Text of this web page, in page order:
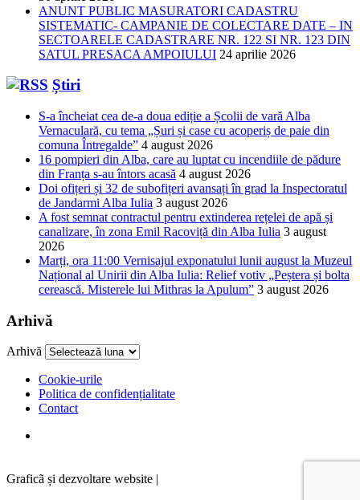
ANUNT PUBLIC MASURATORI CADASTRU
SISTEMATIC- CAMPANIE DE COLECTARE DATE – IN
SECTOARELE CADASTRARE NR. 122 SI NR. 123 DIN
SATUL PRESACA AMPOIULUI 24 aprilie 2026
Știri
S-a încheiat cea de-a doua ediție a Școlii de vară Alba
Vernaculară, cu tema „Șuri și case cu acoperiș de paie din
comuna Întregalde” 4 august 2026
16 pompieri din Alba, care au luptat cu incendiile de pădure
din Franța s-au întors acasă 4 august 2026
Doi ofițeri și 32 de subofițeri avansați în grad la Inspectoratul
de Jandarmi Alba Iulia 3 august 2026
A fost semnat contractul pentru extinderea rețelei de apă și
canalizare, în zona Emil Racoviță din Alba Iulia 3 august
2026
Marți, ora 11:00 Vernisajul exponatului lunii august la Muzeul
Național al Unirii din Alba Iulia: Relief votiv „Peștera și bolta
cerească. Misterele lui Mithras la Apulum” 3 august 2026
Arhivă
Arhivă
Cookie-urile
Politica de confidențialitate
Contact
Graficã și dezvoltare website |